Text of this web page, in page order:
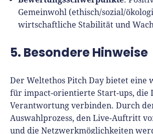
Gemeinwohl (ethisch/sozial/
wirtschaftliche Stabilität und
5. Besondere Hinweise
Der Weltethos Pitch Day bietet eine
für impact-orientierte Start-ups, die
Verantwortung verbinden. Durch
Auswahlprozess, den Live-Auftritt
und die Netzwerkmöglichkeiten